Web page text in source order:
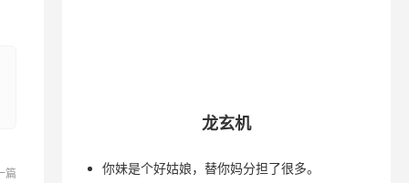
篇
龙玄机
你妹是个好姑娘，替你妈分担了很多。